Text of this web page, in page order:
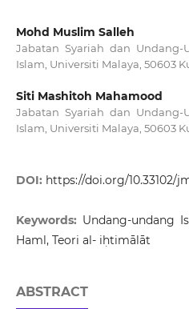
Mohd Muslim Salleh
Jabatan Syariah dan Undang-
Islam, Universiti Malaya, 50603
Siti Mashitoh Mahamood
Jabatan Syariah dan Undang-
Islam, Universiti Malaya, 50603
DOI: https://doi.org/10.33102/
Keywords: Undang-undang
Haml, Teori al- iḥtimālāt
ABSTRACT